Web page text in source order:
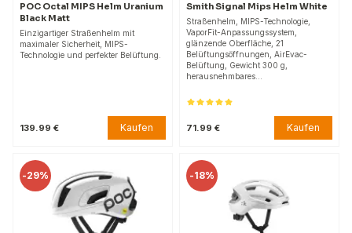
POC Octal MIPS Helm Uranium
Black Matt
Einzigartiger Straßenhelm mit
maximaler Sicherheit, MIPS-
Technologie und perfekter Belüftung.
139.99 € Kaufen
Smith Signal Mips Helm White
Straßenhelm, MIPS-Technologie,
VaporFit-Anpassungssystem,
glänzende Oberfläche, 21
Belüftungsöffnungen, AirEvac-
Belüftung, Gewicht 300 g,
herausnehmbares…
71.99 € Kaufen
-29% -18%